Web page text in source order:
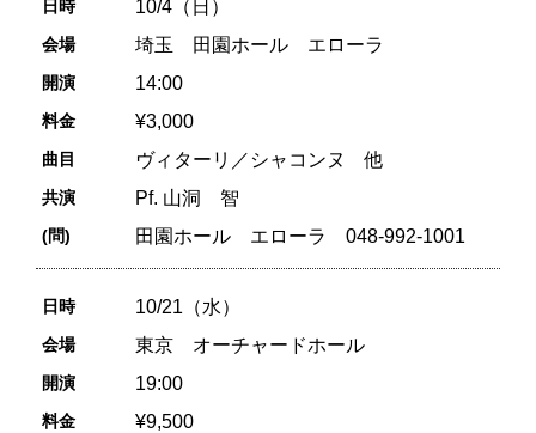
日時 10/4（日）
会場 埼玉 田園ホール エローラ
開演 14:00
料金 ¥3,000
曲目 ヴィターリ／シャコンヌ 他
共演 Pf. 山洞 智
(問) 田園ホール エローラ 048-992-1001
日時 10/21（水）
会場 東京 オーチャードホール
開演 19:00
料金 ¥9,500